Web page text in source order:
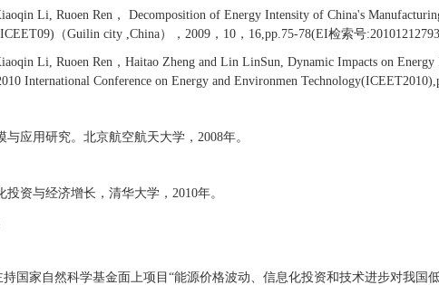
Li, Ruoen Ren， Decomposition of Energy Intensity of China's
（Guilin city ,China），2009，10，16,pp.75-78(EI检索号
Li, Ruoen Ren，Haitao Zheng and Lin LinSun, Dynamic Impacts on
International Conference on Energy and Environmen
应用研究。北京航空航天大学，2008年。
资与经济增长，清华大学，2010年。
持国家自然科学基金面上项目“能源价格波动、信息化投资和技术进步对我